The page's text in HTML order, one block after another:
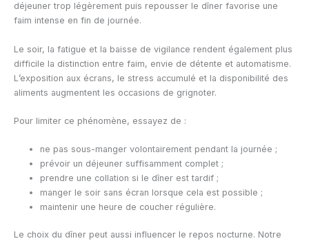
déjeuner trop légèrement puis repousser le dîner favorise une
faim intense en fin de journée.
Le soir, la fatigue et la baisse de vigilance rendent également plus
difficile la distinction entre faim, envie de détente et automatisme.
L’exposition aux écrans, le stress accumulé et la disponibilité des
aliments augmentent les occasions de grignoter.
Pour limiter ce phénomène, essayez de :
ne pas sous-manger volontairement pendant la journée ;
prévoir un déjeuner suffisamment complet ;
prendre une collation si le dîner est tardif ;
manger le soir sans écran lorsque cela est possible ;
maintenir une heure de coucher régulière.
Le choix du dîner peut aussi influencer le repos nocturne. Notre